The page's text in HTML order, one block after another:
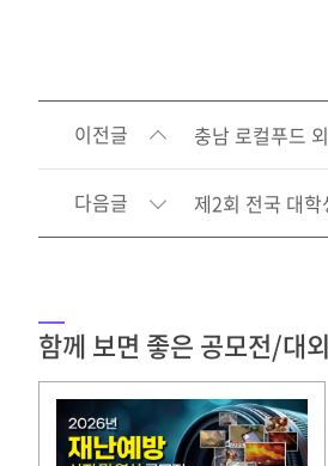
이전글 충남 로컬푸드
다음글 제2회 전국 대
함께 보면 좋은 공모전/대